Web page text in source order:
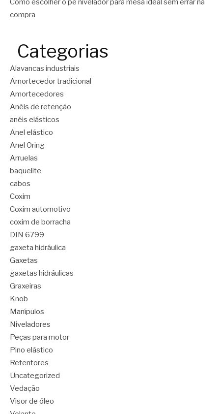
Como escolher o pé nivelador para mesa ideal sem errar na
compra
Categorias
Alavancas industriais
Amortecedor tradicional
Amortecedores
Anéis de retenção
anéis elásticos
Anel elástico
Anel Oring
Arruelas
baquelite
cabos
Coxim
Coxim automotivo
coxim de borracha
DIN 6799
gaxeta hidráulica
Gaxetas
gaxetas hidráulicas
Graxeiras
Knob
Manípulos
Niveladores
Peças para motor
Pino elástico
Retentores
Uncategorized
Vedação
Visor de óleo